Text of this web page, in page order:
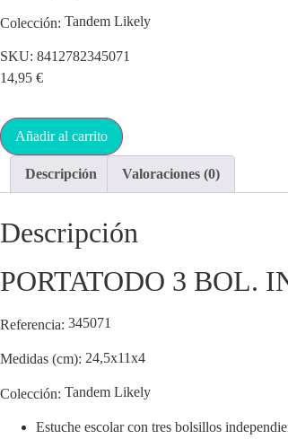
Colección: Tandem Likely
SKU: 8412782345071
14,95 €
Añadir al carrito
Descripción Valoraciones (0)
Descripción
PORTATODO 3 BOL.
Referencia: 345071
Medidas (cm): 24,5x11x4
Colección: Tandem Likely
Estuche escolar con tres bolsillos